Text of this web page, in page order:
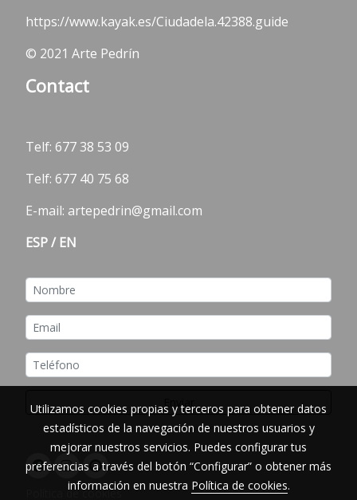
https://www.kayak.es/Ciudadela.42388.guide
© 2021 Arte Pedrín
Contact
Telf: 677 38 53 09
Telf: 677 40 75 68
E-mail: artepedrin@gmail.com
ESP/EN
Enviar
Política de cookies
Utilizamos cookies propias y terceros para obtener datos
estadísticos de la navegación de nuestros usuarios y
mejorar nuestros servicios. Puedes configurar tus
preferencias a través del botón “Configurar” o obtener más
información en nuestra Política de cookies.